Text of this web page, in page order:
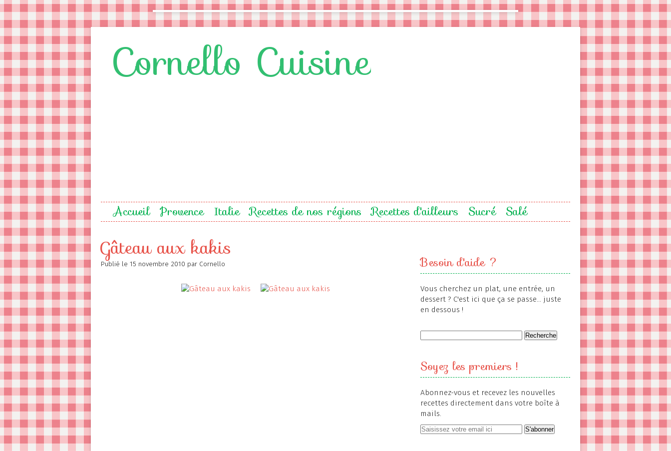
Cornello Cuisine
Accueil Provence Italie Recettes de nos régions Recettes d'ailleurs Sucré Salé
Gâteau aux kakis
Publié le 15 novembre 2010 par Cornello Besoin d'aide ?
Vous cherchez un plat, une entrée, un
dessert ? C'est ici que ça se passe... juste
en dessous !
Soyez les premiers !
Abonnez-vous et recevez les nouvelles
recettes directement dans votre boîte à
mails.